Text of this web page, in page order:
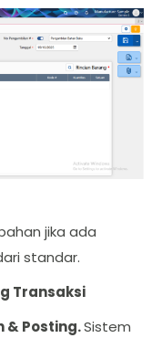
jika ada
standar.
Transaksi
& Posting.Sistem